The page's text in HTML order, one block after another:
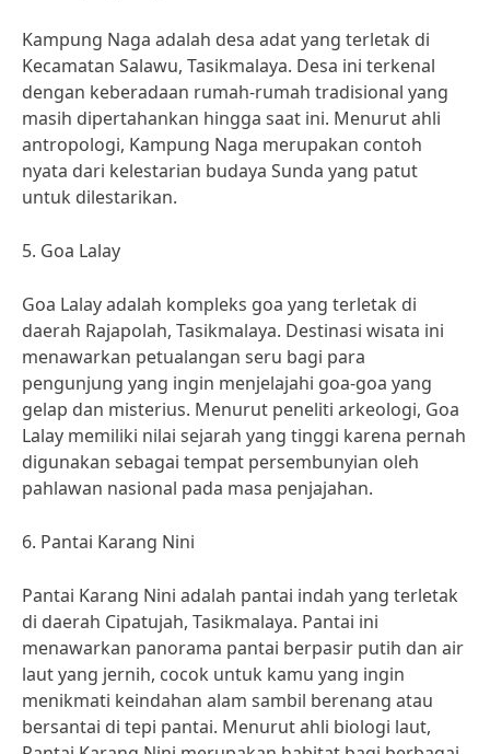
Kampung Naga adalah desa adat yang terletak di
Kecamatan Salawu, Tasikmalaya. Desa ini terkenal
dengan keberadaan rumah-rumah tradisional yang
masih dipertahankan hingga saat ini. Menurut ahli
antropologi, Kampung Naga merupakan contoh
nyata dari kelestarian budaya Sunda yang patut
untuk dilestarikan.
5. Goa Lalay
Goa Lalay adalah kompleks goa yang terletak di
daerah Rajapolah, Tasikmalaya. Destinasi wisata ini
menawarkan petualangan seru bagi para
pengunjung yang ingin menjelajahi goa-goa yang
gelap dan misterius. Menurut peneliti arkeologi, Goa
Lalay memiliki nilai sejarah yang tinggi karena pernah
digunakan sebagai tempat persembunyian oleh
pahlawan nasional pada masa penjajahan.
6. Pantai Karang Nini
Pantai Karang Nini adalah pantai indah yang terletak
di daerah Cipatujah, Tasikmalaya. Pantai ini
menawarkan panorama pantai berpasir putih dan air
laut yang jernih, cocok untuk kamu yang ingin
menikmati keindahan alam sambil berenang atau
bersantai di tepi pantai. Menurut ahli biologi laut,